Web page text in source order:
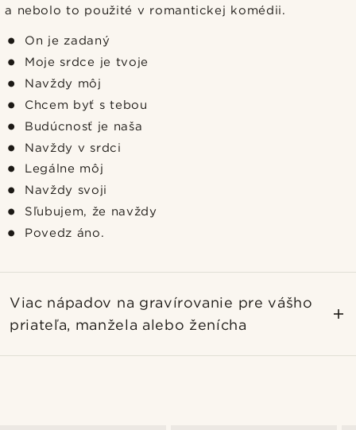
a nebolo to použité v romantickej komédii.
On je zadaný
Moje srdce je tvoje
Navždy môj
Chcem byť s tebou
Budúcnosť je naša
Navždy v srdci
Legálne môj
Navždy svoji
Sľubujem, že navždy
Povedz áno.
Viac nápadov na gravírovanie pre vášho
priateľa, manžela alebo ženícha